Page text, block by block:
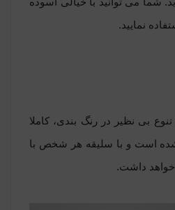
نمایید .
بی نظیر در رنگ بندی، کاملا
است و با سلیقه هر شخص با
داشت.